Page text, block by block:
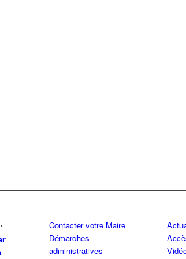
Contacter votre Maire
Démarches
administratives